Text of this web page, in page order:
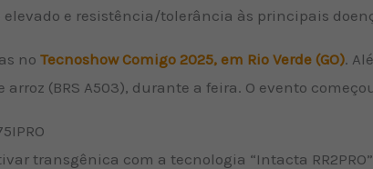
e resistência/tolerância às principais
no Tecnoshow Comigo 2025, em Rio Verde (GO).
(BRS A503), durante a feira. O evento
transgênica com a tecnologia “Intacta